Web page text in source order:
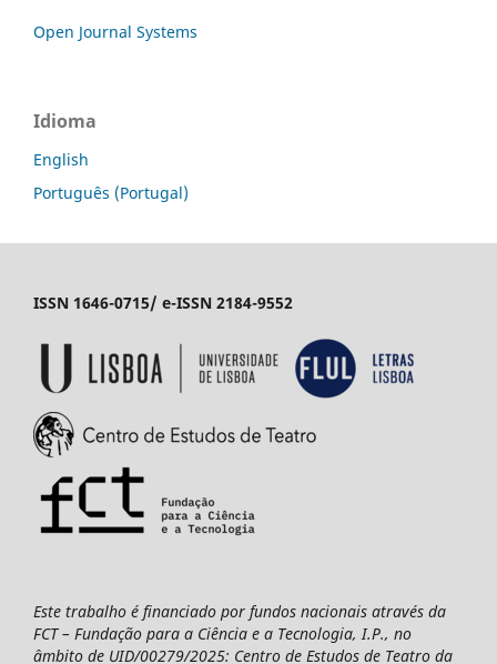
Open Journal Systems
Idioma
English
Português (Portugal)
ISSN 1646-0715/ e-ISSN 2184-9552
Este trabalho é financiado por fundos nacionais através da
FCT – Fundação para a Ciência e a Tecnologia, I.P., no
âmbito de UID/00279/2025: Centro de Estudos de Teatro da